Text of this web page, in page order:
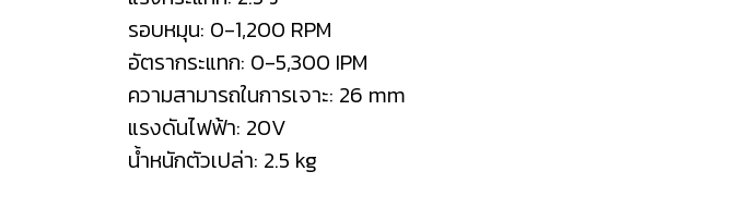
รอบหมุน: 0-1,200 RPM
อัตรากระแทก: 0-5,300 IPM
ความสามารถในการเจาะ: 26 mm
แรงดันไฟฟ้า: 20V
น้ำหนักตัวเปล่า: 2.5 kg